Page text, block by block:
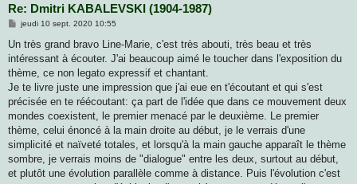
Re: Dmitri KABALEVSKI (1904-1987)
M
s
a
g
jeudi 10 sept. 2020 10:55
Un très grand bravo Line-Marie, c'est très abouti, très beau et très
intéressant à écouter. J'ai beaucoup aimé le toucher dans l'exposition du
thème, ce non legato expressif et chantant.
Je te livre juste une impression que j'ai eue en t'écoutant et qui s'est
précisée en te réécoutant: ça part de l'idée que dans ce mouvement deux
mondes coexistent, le premier menacé par le deuxième. Le premier
thème, celui énoncé à la main droite au début, je le verrais d'une
simplicité et naïveté totales, et lorsqu'à la main gauche apparaît le thème
sombre, je verrais moins de "dialogue" entre les deux, surtout au début,
et plutôt une évolution parallèle comme à distance. Puis l'évolution c'est